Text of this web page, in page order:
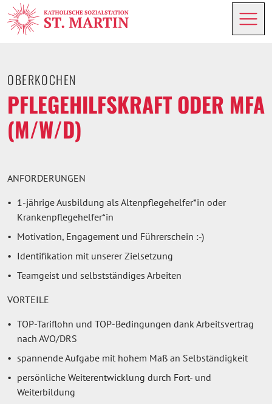
OBERKOCHEN
PFLEGEHILFSKRAFT ODER MFA
(M/W/D)
ANFORDERUNGEN
1-jährige Ausbildung als Altenpflegehelfer*in oder
Krankenpflegehelfer*in
Motivation, Engagement und Führerschein :-)
Identifikation mit unserer Zielsetzung
Teamgeist und selbstständiges Arbeiten
VORTEILE
TOP-Tariflohn und TOP-Bedingungen dank Arbeitsvertrag
nach AVO/DRS
spannende Aufgabe mit hohem Maß an Selbständigkeit
persönliche Weiterentwicklung durch Fort- und
Weiterbildung